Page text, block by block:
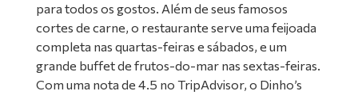
para todos os gostos. Além de seus famosos
cortes de carne, o restaurante serve uma feijoada
completa nas quartas-feiras e sábados, e um
grande buffet de frutos-do-mar nas sextas-feiras.
Com uma nota de 4.5 no TripAdvisor, o Dinho’s